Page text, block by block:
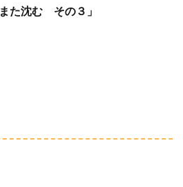
また沈む その３」